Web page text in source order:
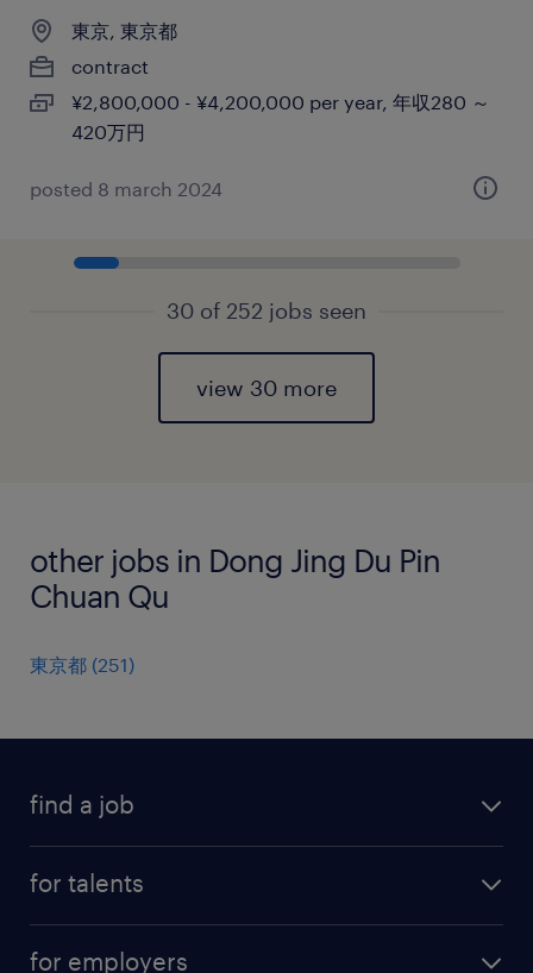
東京, 東京都
contract
¥2,800,000 - ¥4,200,000 per year, 年収280 ～
420万円
posted 8 march 2024
30 of 252 jobs seen
view 30 more
other jobs in Dong Jing Du Pin
Chuan Qu
東京都 (251)
find a job
for talents
for employers